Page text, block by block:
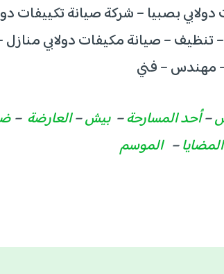
بصبيا – شركة صيانة
تنظيف – صيانة مكيفات دولابي
مهندس – فني
–أحد المسارحة– بيش–العارضة –
المضايا– الموسم